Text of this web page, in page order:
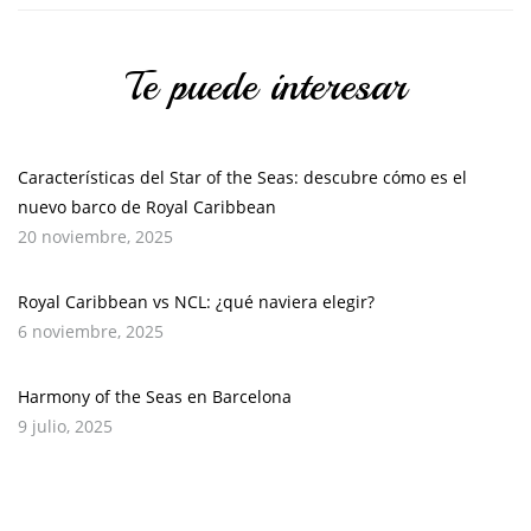
Te puede interesar
Características del Star of the Seas: descubre cómo es el
nuevo barco de Royal Caribbean
20 noviembre, 2025
Royal Caribbean vs NCL: ¿qué naviera elegir?
6 noviembre, 2025
Harmony of the Seas en Barcelona
9 julio, 2025